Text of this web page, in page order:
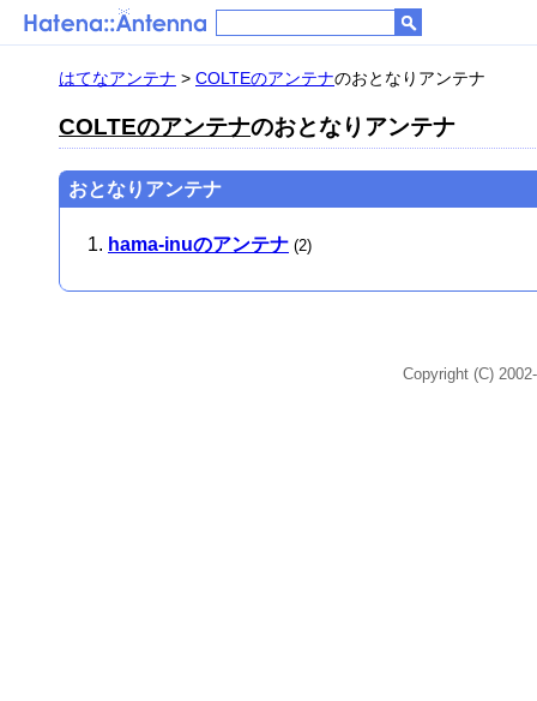
はてなアンテナ > COLTEのアンテナのおとなりアンテナ
COLTEのアンテナのおとなりアンテナ
おとなりアンテナ
hama-inuのアンテナ (2)
Copyright (C)